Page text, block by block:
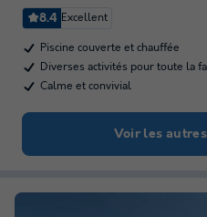
8.4 Excellent
Piscine couverte et chauffée
Diverses activités pour toute la
Calme et convivial
Voir les